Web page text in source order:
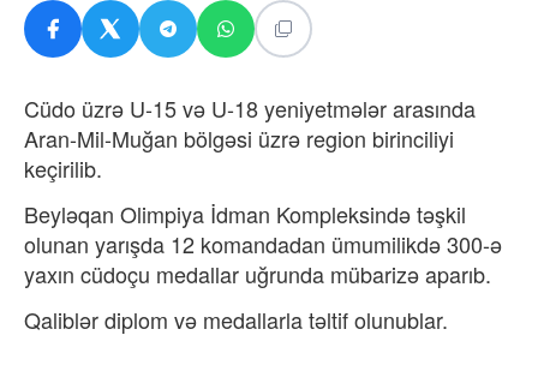
Cüdo üzrə U-15 və U-18 yeniyetmələr arasında
Aran-Mil-Muğan bölgəsi üzrə region birinciliyi
keçirilib.
Beyləqan Olimpiya İdman Kompleksində təşkil
olunan yarışda 12 komandadan ümumilikdə 300-ə
yaxın cüdoçu medallar uğrunda mübarizə aparıb.
Qaliblər diplom və medallarla təltif olunublar.